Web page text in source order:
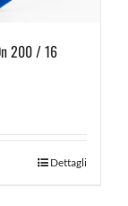
200 / 16
Dettagli